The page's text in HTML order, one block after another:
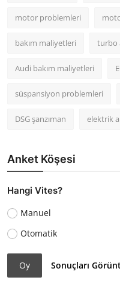
motor problemleri
bakım maliyetleri turbo
Audi bakım maliyetleri
süspansiyon problemleri
DSG şanzıman elektrik
Anket Köşesi
Hangi Vites?
Manuel
Otomatik
Oy Sonuçları